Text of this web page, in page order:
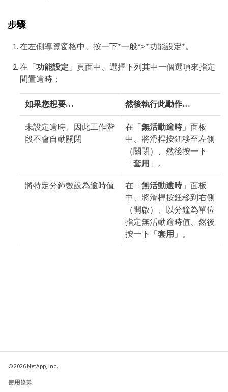
步驟
在左側導覽窗格中、按一下*一般*>*功能設定*。
在「功能設定 」頁面中、選擇下列其中一個選項來指定
閒置逾時：
如果您想要…​ 然後執行此動作…​
未設定逾時、因此工作階
段不會自動關閉
在「無活動逾時」面板
中、將滑桿按鈕移至左側
（關閉）、然後按一下
「套用 」。
將特定分鐘數設為逾時值 在「無活動逾時」面板
中、將滑桿按鈕移到右側
（開啟）、以分鐘為單位
指定無活動逾時值、然後
按一下「套用 」。
© 2026 NetApp, Inc.
使用條款